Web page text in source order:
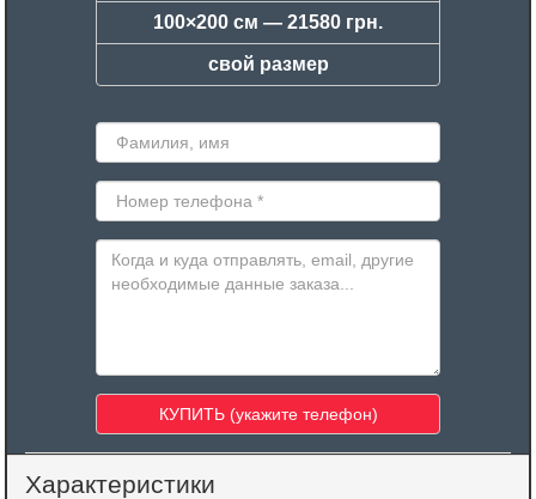
100×200 см — 21580 грн.
свой размер
Характеристики